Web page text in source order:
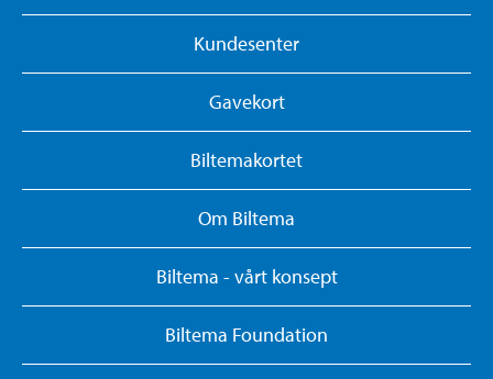
Kundesenter
Gavekort
Biltemakortet
Om Biltema
Biltema - vårt konsept
Biltema Foundation